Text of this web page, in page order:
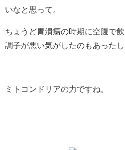
いなと思って。
ちょうど胃潰瘍の時期に空腹で
調子が悪い気がしたのもあったし
ミトコンドリアの力ですね。